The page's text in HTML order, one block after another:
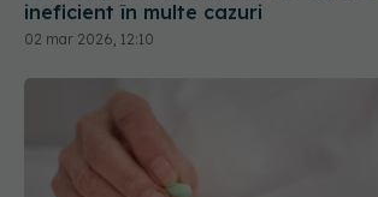
02 mar 2026, 12:10